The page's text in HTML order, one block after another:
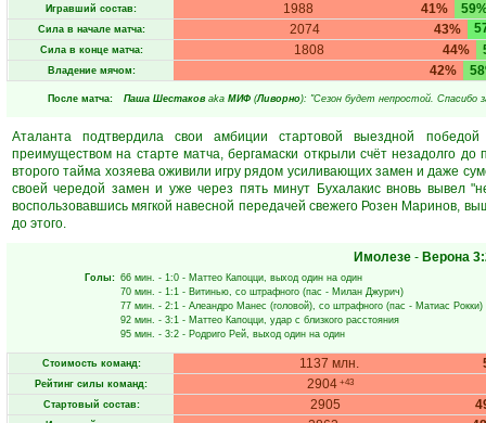
Игравший состав: 41%
1988
Сила в начале матча: 43%
2074
Сила в конце матча: 44%
1808
Владение мячом: 42%
После матча: Паша Шестаков aka МИФ (Ливорно): "Сезон будет непростой. Спасибо
Аталанта подтвердила свои амбиции стартовой выездной
преимуществом на старте матча, бергамаски открыли счёт незадолго
второго тайма хозяева оживили игру рядом усиливающих замен и даже
своей чередой замен и уже через пять минут Бухалакис вновь вывел
воспользовавшись мягкой навесной передачей свежего Розен Маринов,
до этого.
Имолезе- Верона
Голы: 66 мин. - 1:0 - Маттео Капоцци, выход один на один
70 мин. - 1:1 - Витинью, со штрафного (пас - Милан Джурич)
77 мин. - 2:1 - Алеандро Манес (головой), со штрафного (пас - Матиас Рокки)
92 мин. - 3:1 - Маттео Капоцци, удар с близкого расстояния
95 мин. - 3:2 - Родриго Рей, выход один на один
Стоимость команд: 1137 млн.
Рейтинг силы команд: 2904 +43
Стартовый состав: 2905